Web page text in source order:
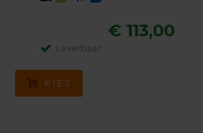
€ 113,00
Leverbaar
KIES